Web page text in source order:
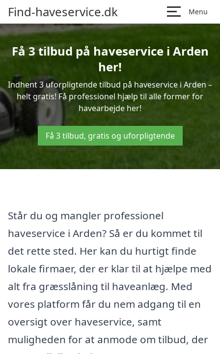
Find-haveservice.dk Menu
Få 3 tilbud på haveservice i Arden
her!
Indhent 3 uforpligtende tilbud på haveservice i Arden –
helt gratis! Få professionel hjælp til alle former for
havearbejde her!
Få 3 tilbud, gratis og uforpligtende
Står du og mangler professionel
haveservice i Arden? Så er du kommet til
det rette sted. Her kan du hurtigt finde
lokale firmaer, der er klar til at hjælpe med
alt fra græsslåning til haveanlæg. Med
vores platform får du nem adgang til en
oversigt over haveservice, samt
muligheden for at anmode om tilbud, der